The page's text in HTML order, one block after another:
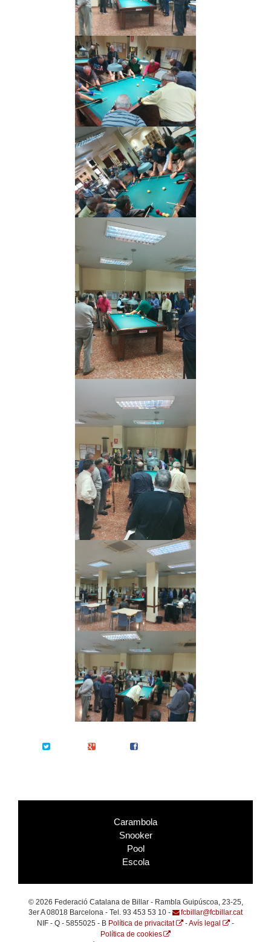
Google+
Carambola
Snooker
Pool
Escola
© 2026 Federació Catalana de Billar - Rambla Guipúscoa, 23-25,
3er A 08018 Barcelona - Tel. 93 453 53 10 -
fcbillar@fcbillar.cat
NIF - Q - 5855025 - B Política de privacitat -Avís legal
-
Política de cookies